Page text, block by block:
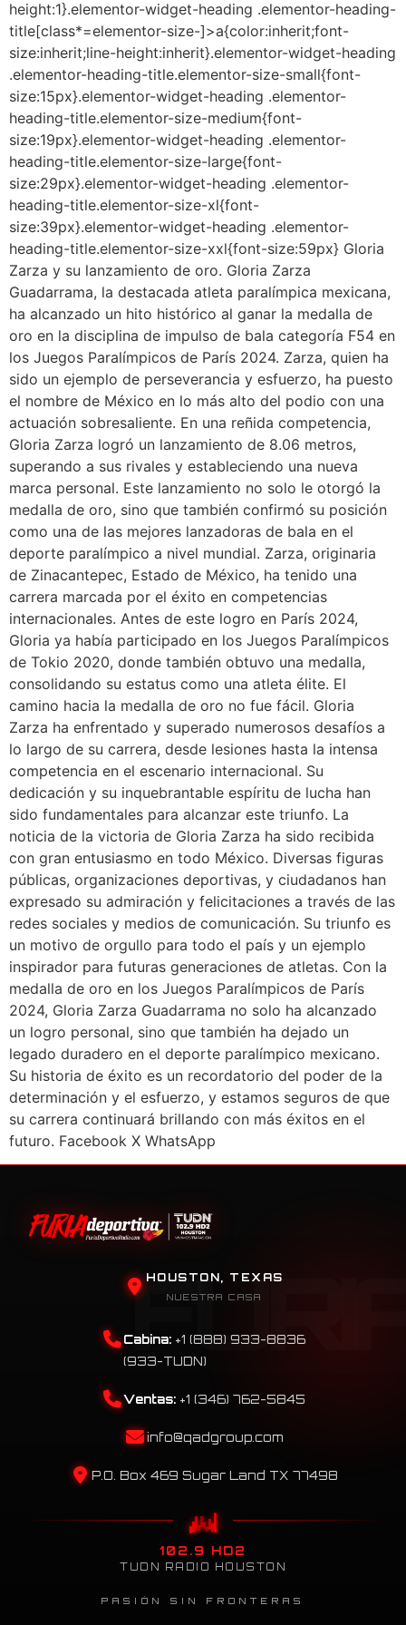
height:1}.elementor-widget-heading .elementor-heading-
title[class*=elementor-size-]>a{color:inherit;font-
size:inherit;line-height:inherit}.elementor-widget-heading
.elementor-heading-title.elementor-size-small{font-
size:15px}.elementor-widget-heading .elementor-
heading-title.elementor-size-medium{font-
size:19px}.elementor-widget-heading .elementor-
heading-title.elementor-size-large{font-
size:29px}.elementor-widget-heading .elementor-
heading-title.elementor-size-xl{font-
size:39px}.elementor-widget-heading .elementor-
heading-title.elementor-size-xxl{font-size:59px} Gloria
Zarza y su lanzamiento de oro. Gloria Zarza
Guadarrama, la destacada atleta paralímpica mexicana,
ha alcanzado un hito histórico al ganar la medalla de
oro en la disciplina de impulso de bala categoría F54 en
los Juegos Paralímpicos de París 2024. Zarza, quien ha
sido un ejemplo de perseverancia y esfuerzo, ha puesto
el nombre de México en lo más alto del podio con una
actuación sobresaliente. En una reñida competencia,
Gloria Zarza logró un lanzamiento de 8.06 metros,
superando a sus rivales y estableciendo una nueva
marca personal. Este lanzamiento no solo le otorgó la
medalla de oro, sino que también confirmó su posición
como una de las mejores lanzadoras de bala en el
deporte paralímpico a nivel mundial. Zarza, originaria
de Zinacantepec, Estado de México, ha tenido una
carrera marcada por el éxito en competencias
internacionales. Antes de este logro en París 2024,
Gloria ya había participado en los Juegos Paralímpicos
de Tokio 2020, donde también obtuvo una medalla,
consolidando su estatus como una atleta élite. El
camino hacia la medalla de oro no fue fácil. Gloria
Zarza ha enfrentado y superado numerosos desafíos a
lo largo de su carrera, desde lesiones hasta la intensa
competencia en el escenario internacional. Su
dedicación y su inquebrantable espíritu de lucha han
sido fundamentales para alcanzar este triunfo. La
noticia de la victoria de Gloria Zarza ha sido recibida
con gran entusiasmo en todo México. Diversas figuras
públicas, organizaciones deportivas, y ciudadanos han
expresado su admiración y felicitaciones a través de las
redes sociales y medios de comunicación. Su triunfo es
un motivo de orgullo para todo el país y un ejemplo
inspirador para futuras generaciones de atletas. Con la
medalla de oro en los Juegos Paralímpicos de París
2024, Gloria Zarza Guadarrama no solo ha alcanzado
un logro personal, sino que también ha dejado un
legado duradero en el deporte paralímpico mexicano.
Su historia de éxito es un recordatorio del poder de la
determinación y el esfuerzo, y estamos seguros de que
su carrera continuará brillando con más éxitos en el
futuro. Facebook X WhatsApp
HOUSTON, TEXAS
NUESTRA CASA
Cabina: +1 (888) 933-8836
(933-TUDN)
Ventas: +1 (346) 762-5845
info@qadgroup.com
P.O. Box 469 Sugar Land TX 77498
102.9 HD2
TUDN RADIO HOUSTON
PASIÓN SIN FRONTERAS